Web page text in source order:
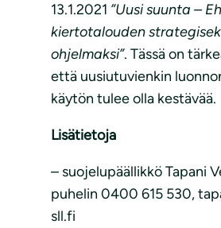
13.1.2021 ”Uusi suunta –
kiertotalouden
ohjelmaksi”. Tässä on
että uusiutuvienkin
käytön tulee olla kestävää.
Lisätietoja
– suojelupäällikkö Tapani
puhelin 0400 615 530,
sll.fi